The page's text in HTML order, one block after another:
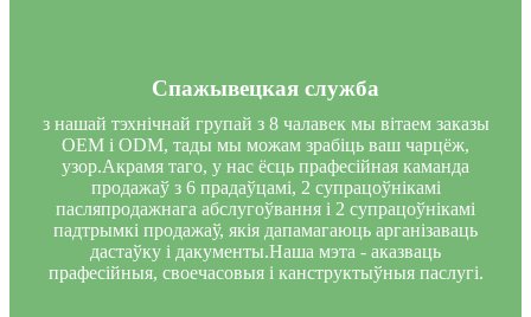
Спажывецкая служба
з нашай тэхнічнай групай з 8 чалавек мы вітаем заказы
OEM і ODM, тады мы можам зрабіць ваш чарцёж,
узор.Акрамя таго, у нас ёсць прафесійная каманда
продажаў з 6 прадаўцамі, 2 супрацоўнікамі
пасляпродажнага абслугоўвання і 2 супрацоўнікамі
падтрымкі продажаў, якія дапамагаюць арганізаваць
дастаўку і дакументы.Наша мэта - аказваць
прафесійныя, своечасовыя і канструктыўныя паслугі.